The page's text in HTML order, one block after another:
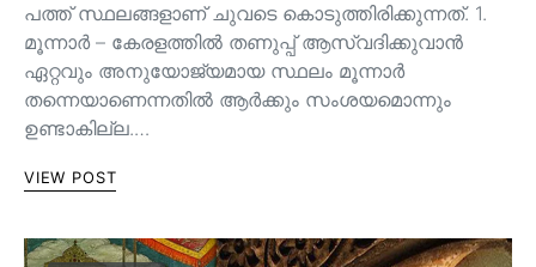
പത്ത് സ്ഥലങ്ങളാണ് ചുവടെ കൊടുത്തിരിക്കുന്നത്. 1.
മൂന്നാർ – കേരളത്തിൽ തണുപ്പ് ആസ്വദിക്കുവാൻ
ഏറ്റവും അനുയോജ്യമായ സ്ഥലം മൂന്നാർ
തന്നെയാണെന്നതിൽ ആർക്കും സംശയമൊന്നും
ഉണ്ടാകില്ല.…
VIEW POST